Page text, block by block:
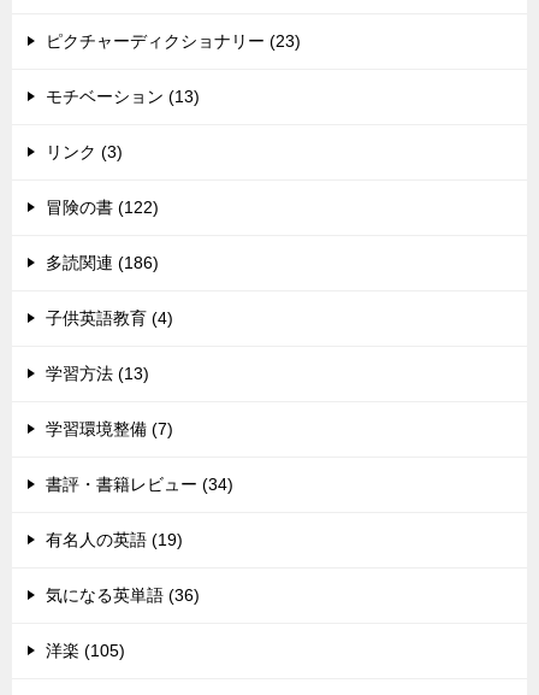
ピクチャーディクショナリー (23)
モチベーション (13)
リンク (3)
冒険の書 (122)
多読関連 (186)
子供英語教育 (4)
学習方法 (13)
学習環境整備 (7)
書評・書籍レビュー (34)
有名人の英語 (19)
気になる英単語 (36)
洋楽 (105)